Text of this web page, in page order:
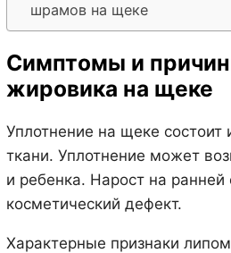
шрамов на щеке
Симптомы и
жировика на щеке
Уплотнение на щеке состоит
ткани. Уплотнение может
и ребенка. Нарост на
косметический дефект.
Характерные признаки